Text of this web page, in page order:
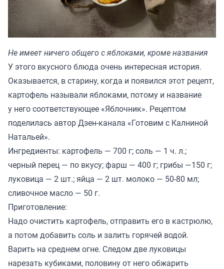
Не имеет ничего общего с яблоками, кроме названия
У этого вкусного блюда очень интересная история.
Оказывается, в старину, когда и появился этот рецепт,
картофель называли яблоками, потому и название
у него соответствующее «Яблочник». Рецептом
поделилась автор Дзен-канала «Готовим с Калниной
Натальей».
Ингредиенты: картофель — 700 г; соль — 1 ч. л.;
черный перец — по вкусу; фарш — 400 г; грибы —150 г;
луковица — 2 шт.; яйца — 2 шт. молоко — 50-80 мл;
сливочное масло — 50 г.
Приготовление:
Надо очистить картофель, отправить его в кастрюлю,
а потом добавить соль и залить горячей водой.
Варить на среднем огне. Следом две луковицы
нарезать кубиками, половину от него обжарить